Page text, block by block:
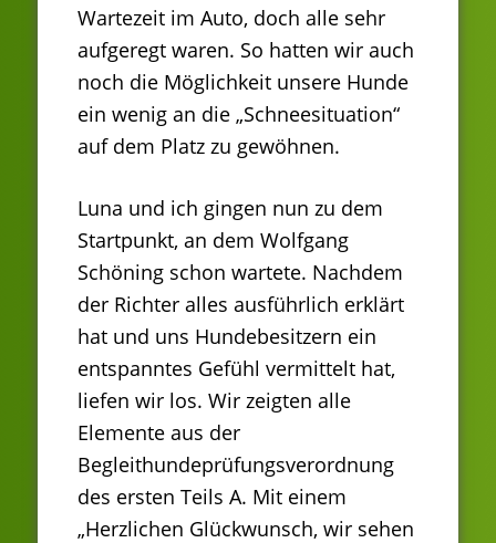
Wartezeit im Auto, doch alle sehr
aufgeregt waren. So hatten wir auch
noch die Möglichkeit unsere Hunde
ein wenig an die „Schneesituation“
auf dem Platz zu gewöhnen.
Luna und ich gingen nun zu dem
Startpunkt, an dem Wolfgang
Schöning schon wartete. Nachdem
der Richter alles ausführlich erklärt
hat und uns Hundebesitzern ein
entspanntes Gefühl vermittelt hat,
liefen wir los. Wir zeigten alle
Elemente aus der
Begleithundeprüfungsverordnung
des ersten Teils A. Mit einem
„Herzlichen Glückwunsch, wir sehen